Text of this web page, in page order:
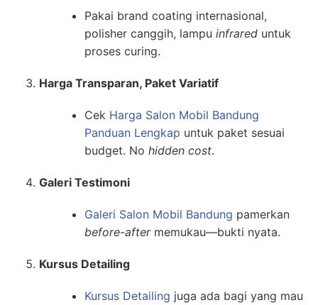
Pakai brand coating internasional,
polisher canggih, lampu infrared untuk
proses curing.
Harga Transparan, Paket Variatif
Cek Harga Salon Mobil Bandung
Panduan Lengkap untuk paket sesuai
budget. No hidden cost.
Galeri Testimoni
Galeri Salon Mobil Bandung pamerkan
before-aftermemukau—bukti nyata.
Kursus Detailing
Kursus Detailing juga ada bagi yang mau